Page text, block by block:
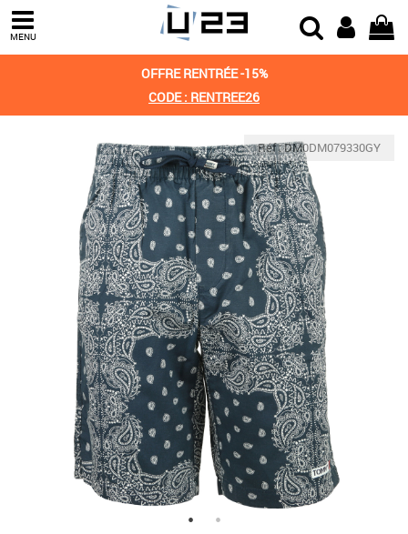
MENU
OFFRE RENTRÉE -15%
CODE : RENTREE26
Réf : DM0DM079330GY